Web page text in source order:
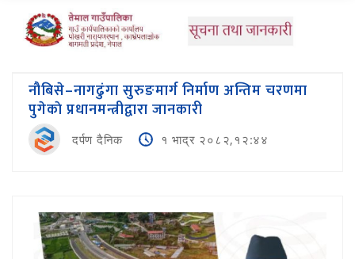
नौबिसे–नागढुंगा सुरुङमार्ग निर्माण अन्तिम चरणमा
पुगेकाे प्रधानमन्त्रीद्वारा जानकारी
दर्पण दैनिक १ भाद्र २०८२,१२:४४